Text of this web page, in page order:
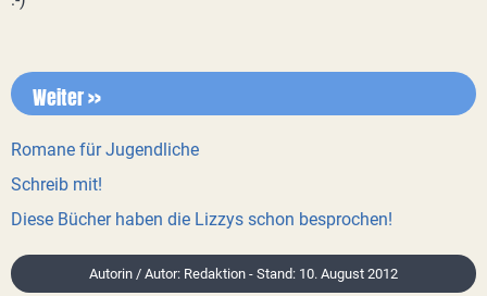
Weiter >>
Romane für Jugendliche
Schreib mit!
Diese Bücher haben die Lizzys schon besprochen!
Autorin / Autor: Redaktion - Stand: 10. August 2012